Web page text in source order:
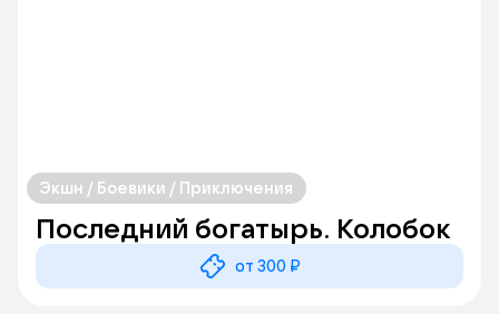
Экшн / Боевики / Приключения
Последний богатырь. Колобок
от 300 ₽